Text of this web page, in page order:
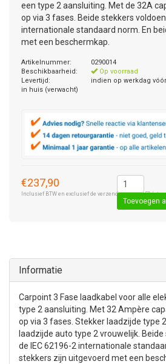
een type 2 aansluiting. Met de 32A
op via 3 fases. Beide stekkers
internationale standaard norm. En
met een beschermkap.
Artikelnummer:
0290014
Beschikbaarheid:
Op voorraad
Levertijd:
indien op werkdag
in huis (verwacht)
€237,90
Inclusief BTW en exclusief de verzendkosten € 8,50
Toevoegen
Informatie
Carpoint 3 Fase laadkabel voor alle
type 2 aansluiting. Met 32 Ampère
op via 3 fases. Stekker laadzijde type
laadzijde auto type 2 vrouwelijk.
de IEC 62196-2 internationale
stekkers zijn uitgevoerd met een